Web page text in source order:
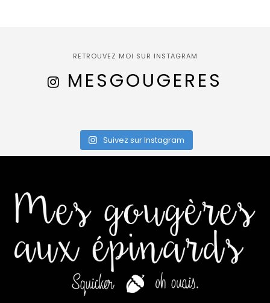
RETROUVEZ MOI SUR INSTAGRAM
MESGOUGERES
Suivez sur Instagram